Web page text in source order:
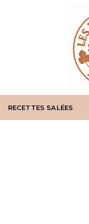
RECETTES SALÉES